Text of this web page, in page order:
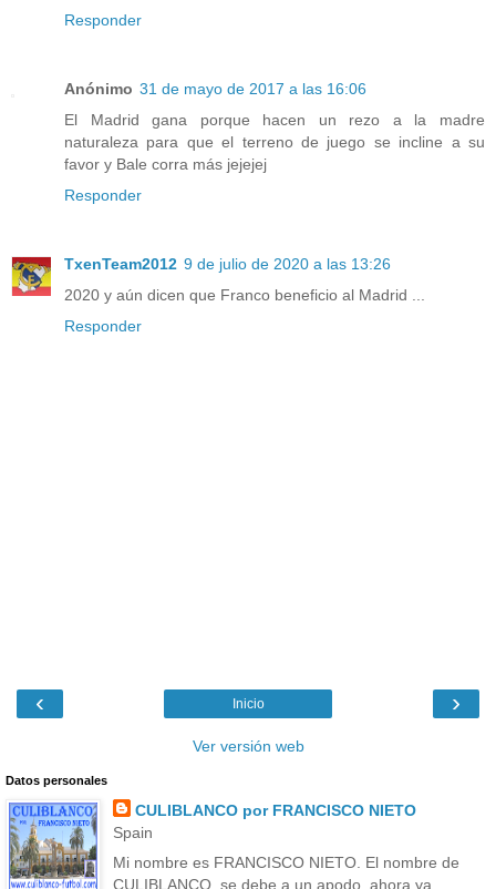
Responder
Anónimo 31 de mayo de 2017 a las 16:06
El Madrid gana porque hacen un rezo a la madre
naturaleza para que el terreno de juego se incline a su
favor y Bale corra más jejejej
Responder
TxenTeam2012 9 de julio de 2020 a las 13:26
2020 y aún dicen que Franco beneficio al Madrid ...
Responder
‹ ›
Inicio
Ver versión web
Datos personales
CULIBLANCO por FRANCISCO NIETO
Spain
Mi nombre es FRANCISCO NIETO. El nombre de
CULIBLANCO, se debe a un apodo, ahora ya